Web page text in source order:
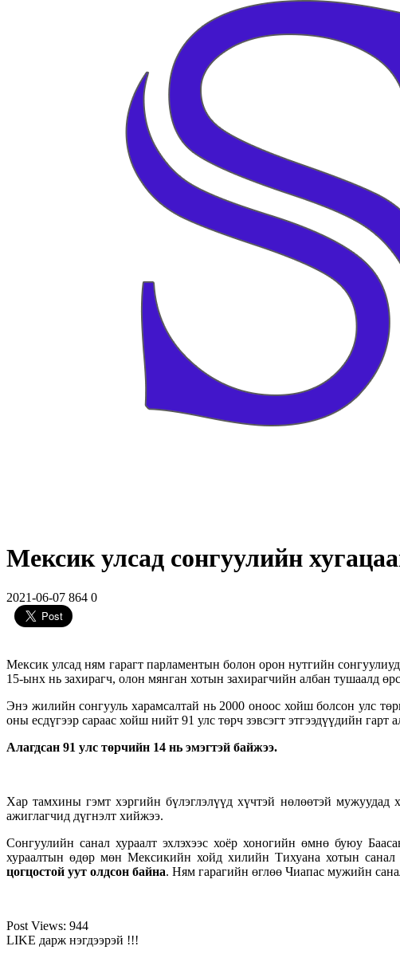
Мексик улсад сонгуулийн
2021-06-07 864 0
Мексик улсад ням гарагт парламентын болон орон нутгийн
15-ынх нь захирагч, олон мянган хотын захирагчийн албан тушаалд
Энэ жилийн сонгууль харамсалтай нь 2000 оноос хойш болсон улс
оны есдүгээр сараас хойш нийт 91 улс төрч зэвсэгт этгээдүүдийн гарт
Алагдсан 91 улс төрчийн 14 нь эмэгтэй байжээ.
Хар тамхины гэмт хэргийн бүлэглэлүүд хүчтэй нөлөөтэй
ажиглагчид дүгнэлт хийжээ.
Сонгуулийн санал хураалт эхлэхээс хоёр хоногийн өмнө буюу
хураалтын өдөр мөн Мексикийн хойд хилийн Тихуана хотын
цогцостой уут олдсон байна. Ням гарагийн өглөө Чиапас мужийн
Post Views: 944
LIKE дарж нэгдээрэй !!!